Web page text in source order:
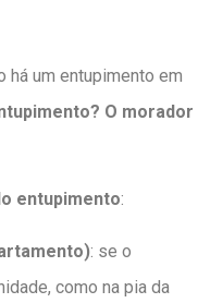
há um entupimento em
O morador
entupimento:
: se o
como na pia da